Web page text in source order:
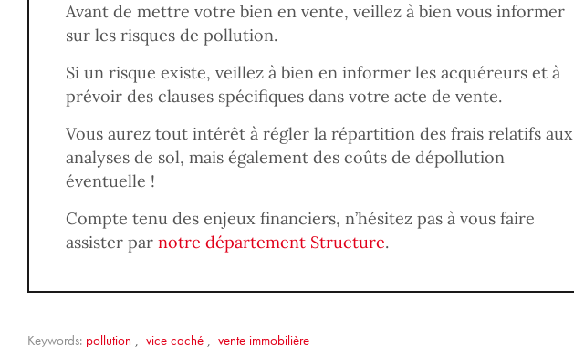
Avant de mettre votre bien en vente, veillez à bien vous informer
sur les risques de pollution.
Si un risque existe, veillez à bien en informer les acquéreurs et à
prévoir des clauses spécifiques dans votre acte de vente.
Vous aurez tout intérêt à régler la répartition des frais relatifs aux
analyses de sol, mais également des coûts de dépollution
éventuelle !
Compte tenu des enjeux financiers, n’hésitez pas à vous faire
assister par notre département Structure.
Keywords: pollution , vice caché , vente immobilière